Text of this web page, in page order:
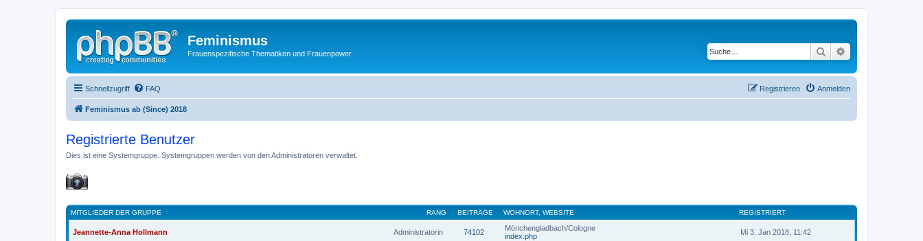
Feminismus
Frauenspezifische Thematiken und Frauenpower Suche
Schnellzugriff FAQ Anmelden
Registrieren
Feminismus ab (Since) 2018
Registrierte Benutzer
Dies ist eine Systemgruppe. Systemgruppen werden von den Administratoren verwaltet.
RANG
MITGLIEDER DER GRUPPE BEITRÄGE WOHNORT, WEBSITE REGISTRIERT
Administratorin
Jeannette-Anna Hollmann 74102
Mönchengladbach/Cologne
index.php
Mi 3. Jan 2018, 11:42